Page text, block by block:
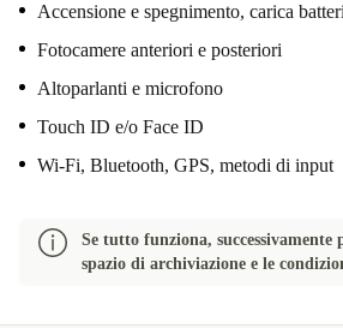
Accensione e spegnimento, carica
Fotocamere anteriori e posteriori
Altoparlanti e microfono
Touch ID e/o Face ID
Wi-Fi, Bluetooth, GPS, metodi di input
Se tutto funziona, successivamente
spazio di archiviazione e le